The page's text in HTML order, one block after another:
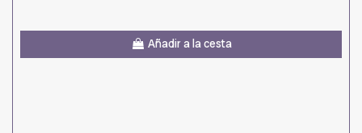
Añadir a la cesta